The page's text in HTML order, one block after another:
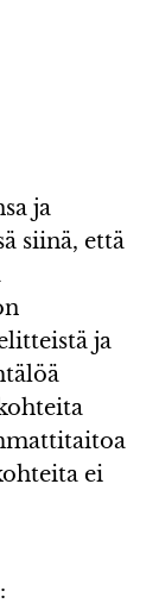
ja
siinä, että
ja
ei